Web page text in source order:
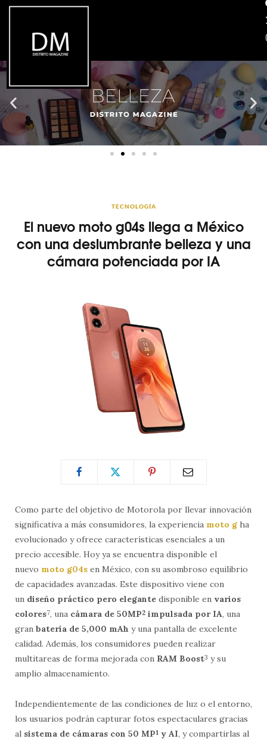
TECNOLOGÍA
El nuevo moto g04s llega a México
con una deslumbrante belleza y una
cámara potenciada por IA
Como parte del objetivo de Motorola por llevar innovación
significativa a más consumidores, la experiencia moto g ha
evolucionado y ofrece características esenciales a un
precio accesible. Hoy ya se encuentra disponible el
nuevo moto g04s en México, con su asombroso equilibrio
de capacidades avanzadas. Este dispositivo viene con
un diseño práctico pero elegante disponible en varios
colores7, una cámara de 50MP2 impulsada por IA, una
gran batería de 5,000 mAh y una pantalla de excelente
calidad. Además, los consumidores pueden realizar
multitareas de forma mejorada con RAM Boost3 y su
amplio almacenamiento.
Independientemente de las condiciones de luz o el entorno,
los usuarios podrán capturar fotos espectaculares gracias
al sistema de cámaras con 50 MP1 y AI, y compartirlas al